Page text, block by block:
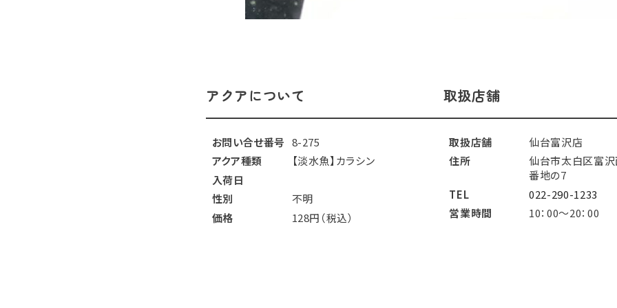
アクアについて
お問い合せ番号 8-275
アクア種類
【淡水魚】カラシン
入荷日
性別
不明
価格
128円（税込）
取扱店舗
取扱店舗
仙台富沢店
住所
仙台市太白区富
番地の7
TEL
022-290-1233
営業時間
10：00～20：00